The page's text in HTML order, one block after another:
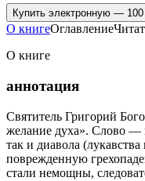
Купить электронную —
О книгеОглавление
О книге
аннотация
Святитель Григорий
желание духа». Слово —
так и диавола
поврежденную
стали немощны,